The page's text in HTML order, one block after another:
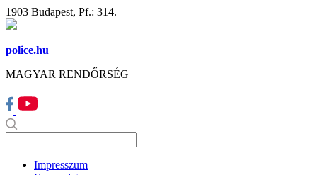
1903 Budapest, Pf.: 314.
police.hu
MAGYAR RENDŐRSÉG
Impresszum